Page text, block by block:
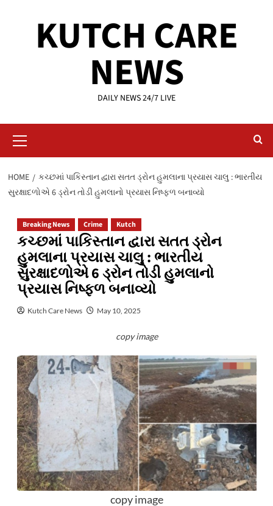
KUTCH CARE
NEWS
DAILY NEWS 24/7 LIVE
Menu
HOME
કચ્છમાં પાકિસ્તાન દ્વારા સતત ડ્રોન હુમલાના પ્રયાસ ચાલુ : ભારતીય
સુરક્ષાદળોએ 6 ડ્રોન તોડી હુમલાનો પ્રયાસ નિષ્ફળ બનાવ્યો
Breaking News Crime Kutch
કચ્છમાં પાકિસ્તાન દ્વારા સતત ડ્રોન
હુમલાના પ્રયાસ ચાલુ : ભારતીય
સુરક્ષાદળોએ 6 ડ્રોન તોડી હુમલાનો
પ્રયાસ નિષ્ફળ બનાવ્યો
Kutch Care News May 10, 2025
copy image
copy image